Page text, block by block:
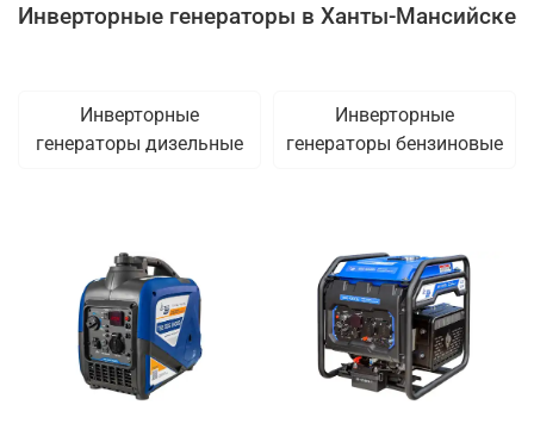
Инверторные генераторы в Ханты-Мансийске
Инверторные
генераторы дизельные
Инверторные
генераторы бензиновые